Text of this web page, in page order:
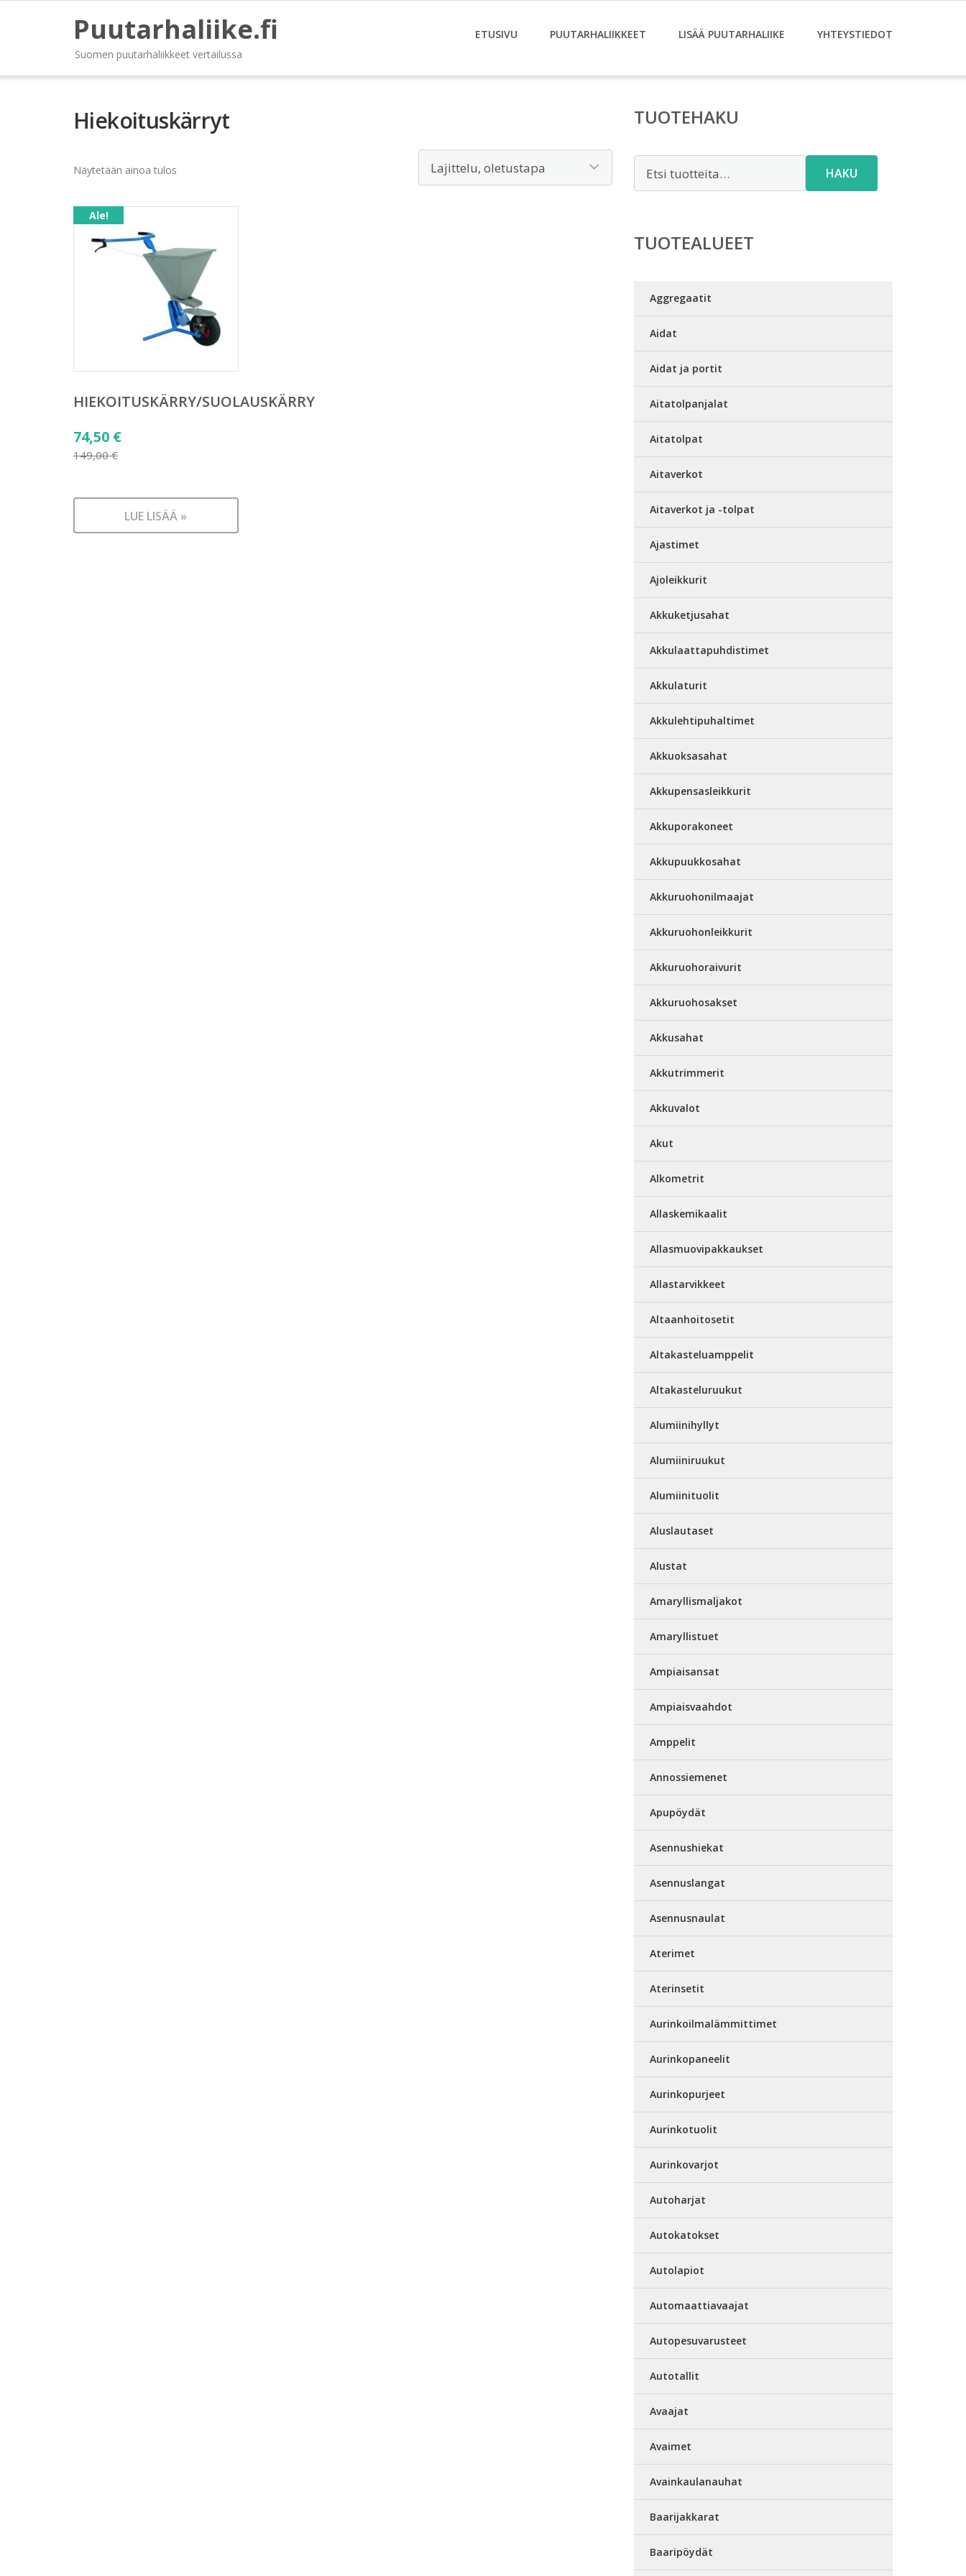
Puutarhaliike.fi
Suomen puutarhaliikkeet vertailussa
ETUSIVU PUUTARHALIIKKEET LISÄÄ PUUTARHALIIKE YHTEYSTIEDOT
Hiekoituskärryt
Näytetään ainoa tulos
Ale!
HIEKOITUSKÄRRY/SUOLAUSKÄRRY
149,00€
Alkuperäinen
hinta
149,00 €.
74,50 €
hinta
74,50 €.
LUE LISÄÄ »
TUOTEHAKU
HAKU
TUOTEALUEET
Aggregaatit
Aidat
Aidat ja portit
Aitatolpanjalat
Aitatolpat
Aitaverkot
Aitaverkot ja -tolpat
Ajastimet
Ajoleikkurit
Akkuketjusahat
Akkulaattapuhdistimet
Akkulaturit
Akkulehtipuhaltimet
Akkuoksasahat
Akkupensasleikkurit
Akkuporakoneet
Akkupuukkosahat
Akkuruohonilmaajat
Akkuruohonleikkurit
Akkuruohoraivurit
Akkuruohosakset
Akkusahat
Akkutrimmerit
Akkuvalot
Akut
Alkometrit
Allaskemikaalit
Allasmuovipakkaukset
Allastarvikkeet
Altaanhoitosetit
Altakasteluamppelit
Altakasteluruukut
Alumiinihyllyt
Alumiiniruukut
Alumiinituolit
Aluslautaset
Alustat
Amaryllismaljakot
Amaryllistuet
Ampiaisansat
Ampiaisvaahdot
Amppelit
Annossiemenet
Apupöydät
Asennushiekat
Asennuslangat
Asennusnaulat
Aterimet
Aterinsetit
Aurinkoilmalämmittimet
Aurinkopaneelit
Aurinkopurjeet
Aurinkotuolit
Aurinkovarjot
Autoharjat
Autokatokset
Autolapiot
Automaattiavaajat
Autopesuvarusteet
Autotallit
Avaajat
Avaimet
Avainkaulanauhat
Baarijakkarat
Baaripöydät